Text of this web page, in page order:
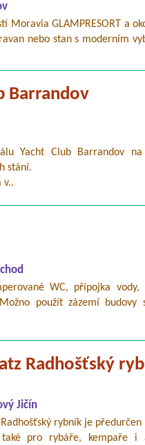
Moravia GLAMPRESORT a
nebo stan s moderním
Barrandov
Yacht Club Barrandov na
stání.
v..
WC, přípojka vody,
použít zázemí budovy
Radhošťský
Jičín
rybník je předurčen
pro rybáře, kempaře i